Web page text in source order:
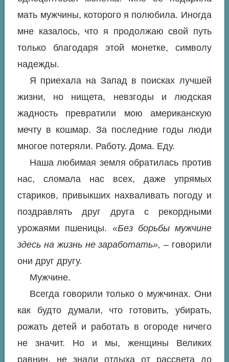
мать мужчины, которого я полюбила. Иногда
мне казалось, что я продолжаю свой путь
только благодаря этой монетке, символу
надежды.
Я приехала на Запад в поисках лучшей
жизни, но нищета, невзгоды и людская
жадность превратили мою американскую
мечту в кошмар. За последние годы люди
многое потеряли. Работу. Дома. Еду.
Наша любимая земля обратилась против
нас, сломала нас всех, даже упрямых
стариков, привыкших нахваливать погоду и
поздравлять друг друга с рекордными
урожаями пшеницы. «Без борьбы мужчине
здесь на жизнь не заработать», – говорили
они друг другу.
Мужчине.
Всегда говорили только о мужчинах. Они
как будто думали, что готовить, убирать,
рожать детей и работать в огороде ничего
не значит. Но и мы, женщины Великих
равнин, не знали отдыха от рассвета до